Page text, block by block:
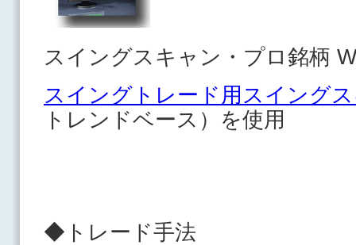
スイングスキャン・プロ銘柄
スイングトレード用スイング
トレンドベース）を使用
◆トレード手法